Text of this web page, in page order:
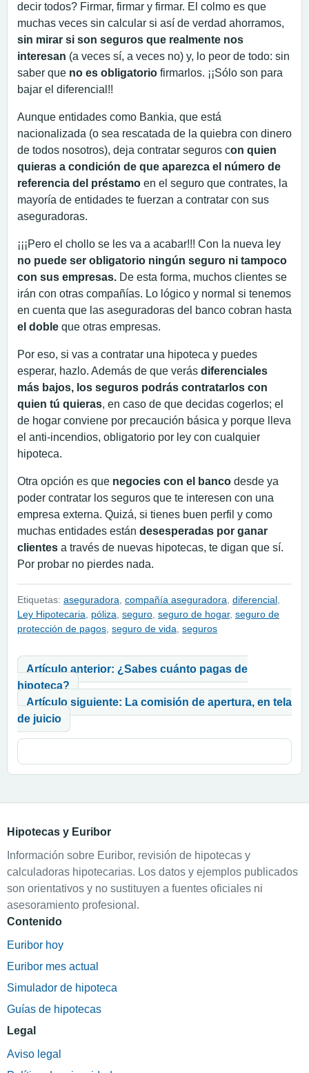
decir todos? Firmar, firmar y firmar. El colmo es que
muchas veces sin calcular si así de verdad ahorramos,
sin mirar si son seguros que realmente nos
interesan (a veces sí, a veces no) y, lo peor de todo: sin
saber que no es obligatorio firmarlos. ¡¡Sólo son para
bajar el diferencial!!
Aunque entidades como Bankia, que está
nacionalizada (o sea rescatada de la quiebra con dinero
de todos nosotros), deja contratar seguros con quien
quieras a condición de que aparezca el número de
referencia del préstamo en el seguro que contrates, la
mayoría de entidades te fuerzan a contratar con sus
aseguradoras.
¡¡¡Pero el chollo se les va a acabar!!! Con la nueva ley
no puede ser obligatorio ningún seguro ni tampoco
con sus empresas. De esta forma, muchos clientes se
irán con otras compañías. Lo lógico y normal si tenemos
en cuenta que las aseguradoras del banco cobran hasta
el doble que otras empresas.
Por eso, si vas a contratar una hipoteca y puedes
esperar, hazlo. Además de que verás diferenciales
más bajos, los seguros podrás contratarlos con
quien tú quieras, en caso de que decidas cogerlos; el
de hogar conviene por precaución básica y porque lleva
el anti-incendios, obligatorio por ley con cualquier
hipoteca.
Otra opción es que negocies con el banco desde ya
poder contratar los seguros que te interesen con una
empresa externa. Quizá, si tienes buen perfil y como
muchas entidades están desesperadas por ganar
clientes a través de nuevas hipotecas, te digan que sí.
Por probar no pierdes nada.
Etiquetas: aseguradora compañía aseguradora diferencial
Ley Hipotecaria
póliza seguro seguro de hogar, seguro de
protección de pagos seguro de vida seguros
Navegación de entradas
Artículo anterior: ¿Sabes cuánto pagas de
hipoteca?
Artículo siguiente: La comisión de apertura, en tela
de juicio
Hipotecas y Euribor
Información sobre Euribor, revisión de hipotecas y
calculadoras hipotecarias. Los datos y ejemplos publicados
son orientativos y no sustituyen a fuentes oficiales ni
asesoramiento profesional.
Contenido
Euribor hoy
Euribor mes actual
Simulador de hipoteca
Guías de hipotecas
Legal
Aviso legal